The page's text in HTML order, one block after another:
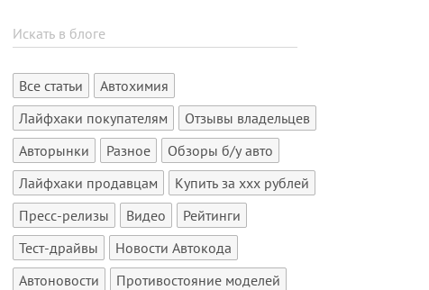
Все статьи
Автохимия
Лайфхаки покупателям
Отзывы владельцев
Авторынки
Разное
Обзоры б/у авто
Лайфхаки продавцам
Купить за xxx рублей
Пресс-релизы
Видео
Рейтинги
Тест-драйвы
Новости Автокода
Автоновости
Противостояние моделей